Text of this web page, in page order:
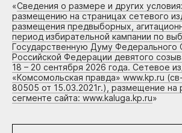
«Сведения о размере и других
размещению на страницах сетевого
размещения предвыборных,
период избирательной кампании по
Государственную Думу Федерального
Российской Федерации девятого
18 – 20 сентября 2026 года. Сетевое
«Комсомольская правда» www.kp.ru
80505 от 15.03.2021г.), размещение на
сегменте сайта: www.kaluga.kp.ru»